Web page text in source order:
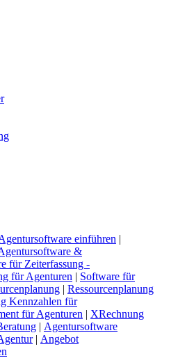
einführen |
&
für Zeiterfassung -
für Agenturen | Software für
| Ressourcenplanung
Kennzahlen für
für Agenturen | XRechnung
| Agentursoftware
| Angebot